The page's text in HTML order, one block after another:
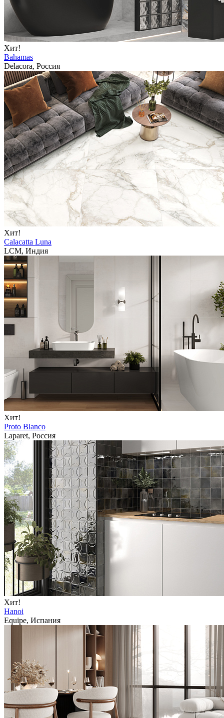
Хит!
Bahamas
Delacora, Россия
Хит!
Calacatta Luna
LCM, Индия
Хит!
Proto Blanco
Laparet, Россия
Хит!
Hanoi
Equipe, Испания